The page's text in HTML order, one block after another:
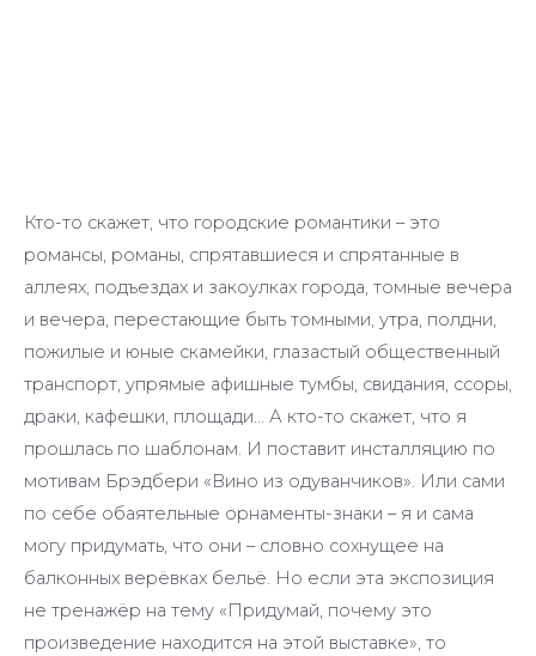
Кто-то скажет, что городские романтики – это
романсы, романы, спрятавшиеся и спрятанные в
аллеях, подъездах и закоулках города, томные вечера
и вечера, перестающие быть томными, утра, полдни,
пожилые и юные скамейки, глазастый общественный
транспорт, упрямые афишные тумбы, свидания, ссоры,
драки, кафешки, площади… А кто-то скажет, что я
прошлась по шаблонам. И поставит инсталляцию по
мотивам Брэдбери «Вино из одуванчиков». Или сами
по себе обаятельные орнаменты-знаки – я и сама
могу придумать, что они – словно сохнущее на
балконных верёвках бельё. Но если эта экспозиция
не тренажёр на тему «Придумай, почему это
произведение находится на этой выставке», то